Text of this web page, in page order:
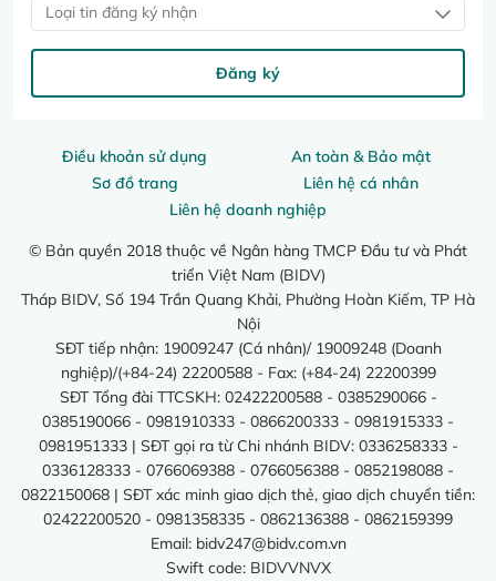
Điều khoản sử dụng
An toàn & Bảo mật
Sơ đồ trang
Liên hệ cá nhân
Liên hệ doanh nghiệp
© Bản quyền 2018 thuộc về Ngân hàng TMCP Đầu tư và Phát
triển Việt Nam (BIDV)
Tháp BIDV, Số 194 Trần Quang Khải, Phường Hoàn Kiếm, TP Hà
Nội
SĐT tiếp nhận: 19009247 (Cá nhân)/ 19009248 (Doanh
nghiệp)/(+84-24) 22200588 - Fax: (+84-24) 22200399
SĐT Tổng đài TTCSKH: 02422200588 - 0385290066 -
0385190066 - 0981910333 - 0866200333 - 0981915333 -
0981951333 | SĐT gọi ra từ Chi nhánh BIDV: 0336258333 -
0336128333 - 0766069388 - 0766056388 - 0852198088 -
0822150068 | SĐT xác minh giao dịch thẻ, giao dịch chuyển tiền:
02422200520 - 0981358335 - 0862136388 - 0862159399
Email: bidv247@bidv.com.vn
Swift code: BIDVVNVX
Loại tin đăng ký nhận
Đăng ký